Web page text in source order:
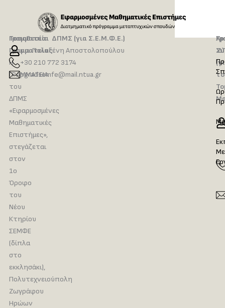
Τοποθεσία
Γραμματείας
Η
ΓΡΑΜΜΑΤΕΙΑ
του
ΔΠΜΣ
«Εφαρμοσμένες
Μαθηματικές
Επιστήμες»,
στεγάζεται
στον
1ο
Όροφο
του
Νέου
Κτηρίου
ΣΕΜΦΕ
(δίπλα
στο
εκκλησάκι),
Πολυτεχνειούπολη
Ζωγράφου
Ηρώων
Γραμματεία ΔΠΜΣ (για Σ.Ε.Μ.Φ.Ε.)
κ.α. Πολυξένη Αποστολοπούλου
+30 210 772 3174
pgradsemfe@mail.ntua.gr